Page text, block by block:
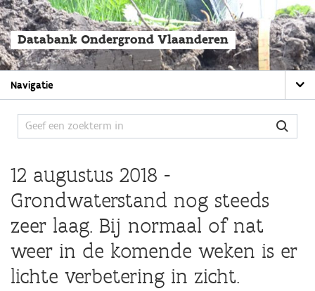
Overslaan
en
naar
de
algemene
inhoud
Databank Ondergrond Vlaanderen
Main
navigation
Navigatie
12 augustus 2018 -
Grondwaterstand nog steeds
zeer laag. Bij normaal of nat
weer in de komende weken is er
lichte verbetering in zicht.